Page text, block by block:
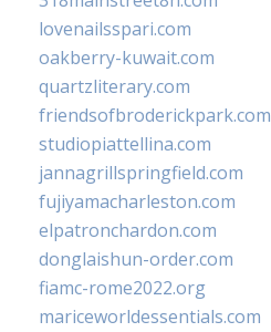
lovenailsspari.com
oakberry-kuwait.com
quartzliterary.com
friendsofbroderickpark.com
studiopiattellina.com
jannagrillspringfield.com
fujiyamacharleston.com
elpatronchardon.com
donglaishun-order.com
fiamc-rome2022.org
mariceworldessentials.com